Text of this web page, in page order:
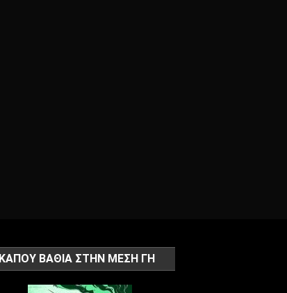
ΚΑΠΟΥ ΒΑΘΙΑ ΣΤΗΝ ΜΕΣΗ ΓΗ